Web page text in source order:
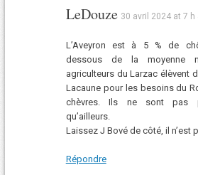
LeDouze 30 avril 2024 at 7 h
L’Aveyron est à 5 % de
dessous de la moyenne
agriculteurs du Larzac élèvent
Lacaune pour les besoins du
chèvres. Ils ne sont pas
qu’ailleurs.
Laissez J Bové de côté, il n’est
Répondre